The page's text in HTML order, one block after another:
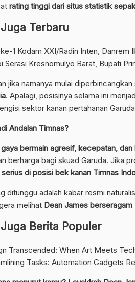
rating tinggi dari situs statistik
Terbaru
1 Kodam XXI/Radin Inten, Danrem
Serasi Kresnomulyo Barat, Bupati
jika namanya mulai
. Apalagi, posisinya selama ini
sektor kanan pertahanan
Andalan Timnas?
gaya bermain agresif, kecepatan,
berharga bagi skuad Garuda. Jika
di posisi bek kanan Timnas
ditunggu adalah kabar resmi
melihat Dean James
Berita Populer
Transcended: When Art Meets
Tasks: Automation Gadgets